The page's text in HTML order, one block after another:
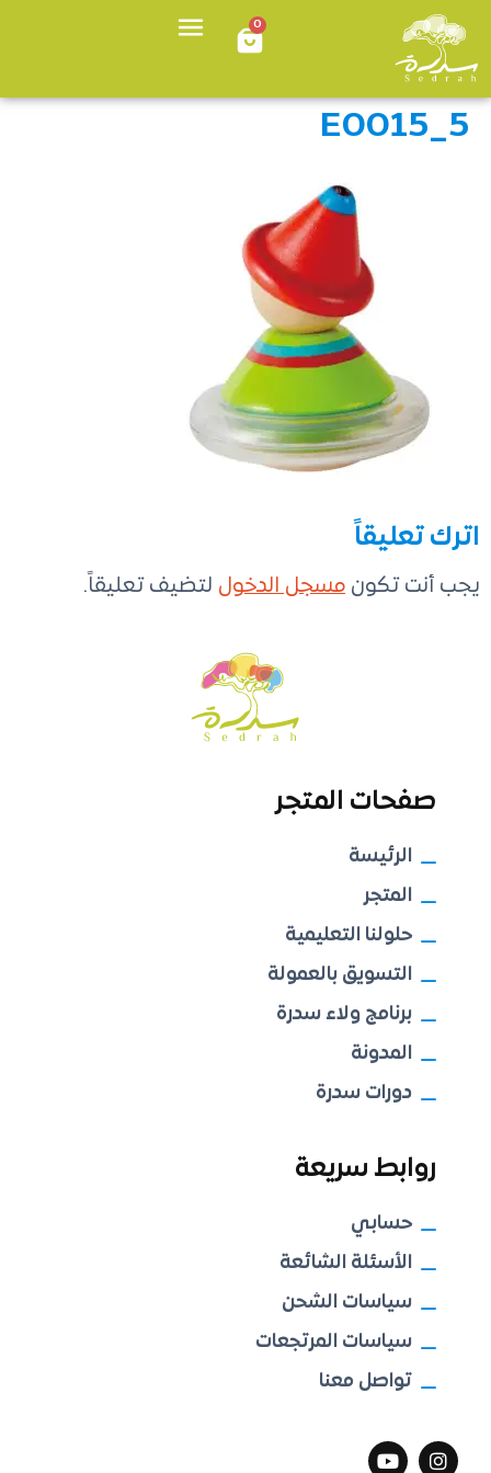
0
E0015_5
اترك تعليقاً
يجب أنت تكون مسجل الدخول لتضيف تعليقاً.
صفحات المتجر
الرئيسة
المتجر
حلولنا التعليمية
التسويق بالعمولة
برنامج ولاء سدرة
المدونة
دورات سدرة
روابط سريعة
حسابي
الأسئلة الشائعة
سياسات الشحن
سياسات المرتجعات
تواصل معنا